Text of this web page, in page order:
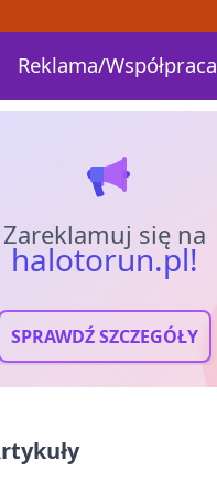
Reklama/Współpraca
Zareklamuj się na
halotorun.pl!
SPRAWDŹ SZCZEGÓŁY